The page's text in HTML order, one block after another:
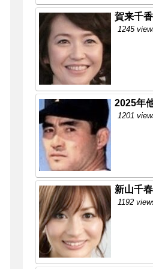
賀来千
1245
2025年
1201
新山千春
1192